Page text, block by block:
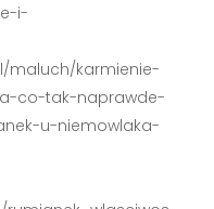
i-
maluch/karmienie-
co-tak-naprawde-
u-niemowlaka-